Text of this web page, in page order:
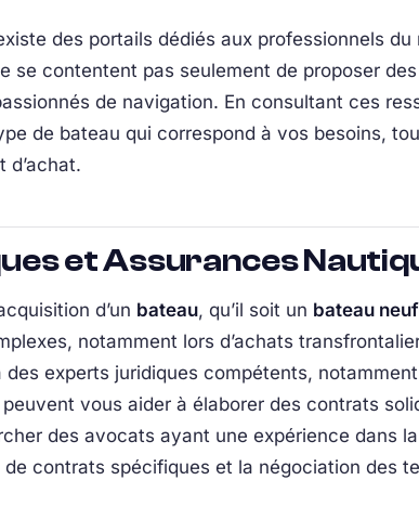
des portails dédiés aux professionnels
se contentent pas seulement de proposer
de navigation. En consultant ces
de bateau qui correspond à vos besoins,
d’achat.
et Assurances
d’un bateau, qu’il soit un bateau neuf
notamment lors d’achats
experts juridiques compétents,
vous aider à élaborer des contrats
des avocats ayant une expérience dans
contrats spécifiques et la négociation des